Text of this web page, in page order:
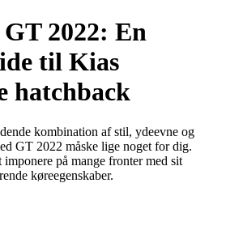
2022: En
til Kias
hatchback
kombination af stil, ydeevne og
GT 2022 måske lige noget for dig.
på mange fronter med sit
køreegenskaber.